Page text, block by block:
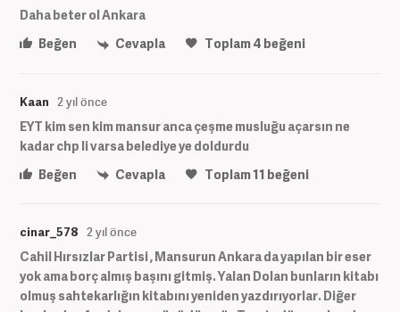
Daha beter ol Ankara
Beğen
Cevapla Toplam4 beğeni
Kaan 2 yıl önce
EYT kim sen kim mansur anca çeşme musluğu açarsın ne
kadar chp li varsa belediye ye doldurdu
Beğen
Cevapla Toplam11 beğeni
cinar_578 2 yıl önce
Cahil Hırsızlar Partisi , Mansurun Ankara da yapılan bir eser
yok ama borç almış başını gitmiş. Yalan Dolan bunların kitabı
olmuş sahtekarlığın kitabını yeniden yazdırıyorlar. Diğer